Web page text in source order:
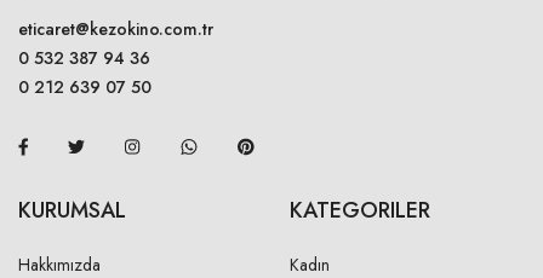
eticaret@kezokino.com.tr
0 532 387 94 36
0 212 639 07 50
KURUMSAL
Hakkımızda
KATEGORILER
Kadın